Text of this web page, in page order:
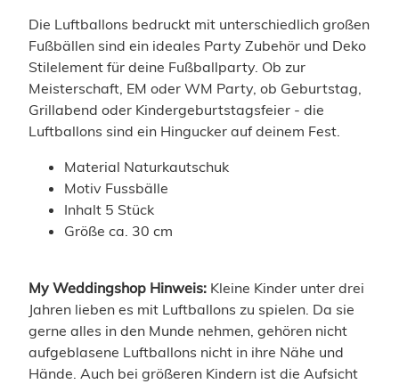
Die Luftballons bedruckt mit unterschiedlich großen
Fußbällen sind ein ideales Party Zubehör und Deko
Stilelement für deine Fußballparty. Ob zur
Meisterschaft, EM oder WM Party, ob Geburtstag,
Grillabend oder Kindergeburtstagsfeier - die
Luftballons sind ein Hingucker auf deinem Fest.
Material Naturkautschuk
Motiv Fussbälle
Inhalt 5 Stück
Größe ca. 30 cm
My Weddingshop Hinweis: Kleine Kinder unter drei
Jahren lieben es mit Luftballons zu spielen. Da sie
gerne alles in den Munde nehmen, gehören nicht
aufgeblasene Luftballons nicht in ihre Nähe und
Hände. Auch bei größeren Kindern ist die Aufsicht